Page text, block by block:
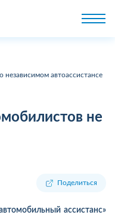
независимом автоассистансе
не
Поделиться
ассистанс»